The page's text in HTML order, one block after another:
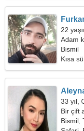
22
Adam
Bismil
Kısa
33 yıl,
Bir çift
Bismil,